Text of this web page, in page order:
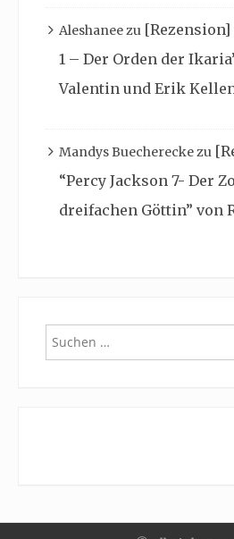
Aleshaneezu
1 – Der Orden der
Valentin und Erik
Mandys Buechereckezu
“Percy Jackson 7- Der
dreifachen Göttin” von
Suchen
nach: